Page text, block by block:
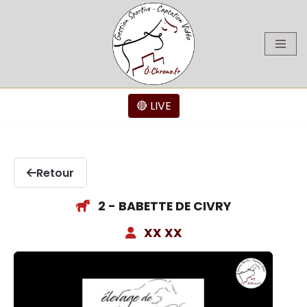
🔴 LIVE
Retour
2 - BABETTE DE CIVRY
XX XX